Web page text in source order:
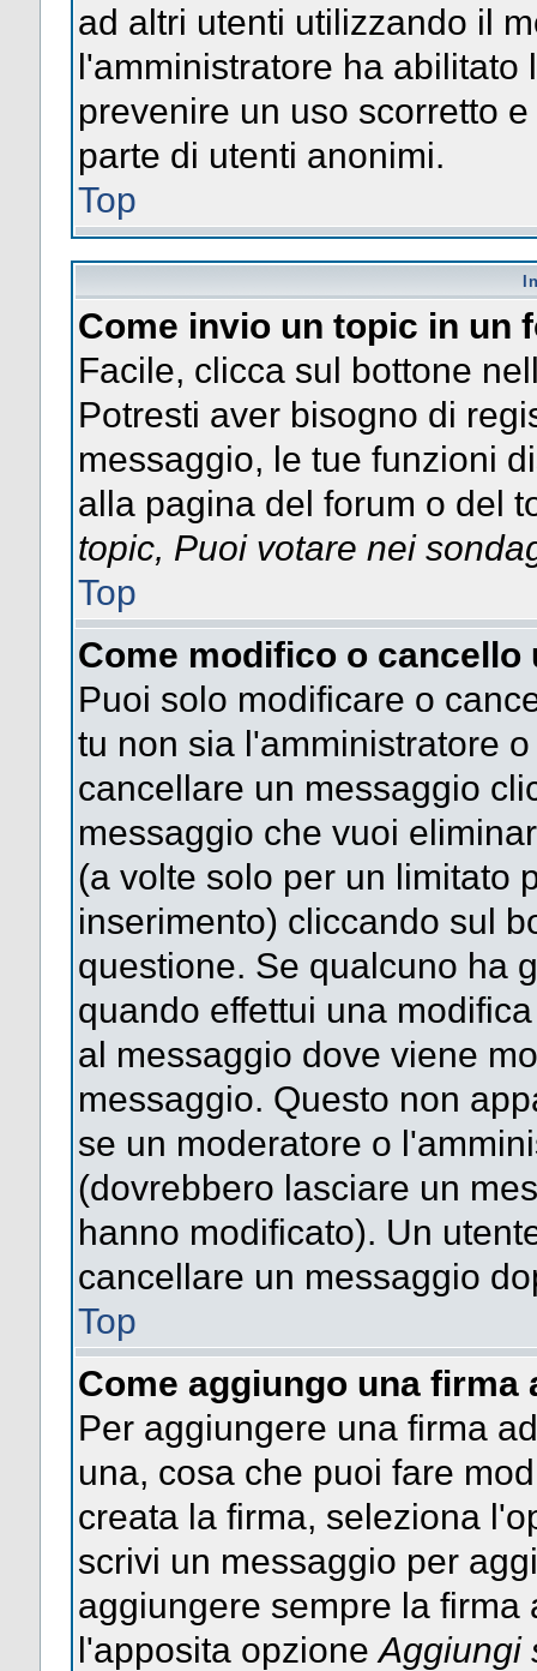
ad altri utenti utilizzando il
l'amministratore ha abilitato
prevenire un uso scorretto
parte di utenti anonimi.
Top
Come invio un topic in un
Facile, clicca sul bottone
Potresti aver bisogno di
messaggio, le tue funzioni
alla pagina del forum o del
topic, Puoi votare nei
Top
Come modifico o cancello
Puoi solo modificare o
tu non sia l'amministratore
cancellare un messaggio
messaggio che vuoi
(a volte solo per un limitato
inserimento) cliccando sul
questione. Se qualcuno ha
quando effettui una
al messaggio dove viene
messaggio. Questo non
se un moderatore o
(dovrebbero lasciare un
hanno modificato). Un
cancellare un messaggio
Top
Come aggiungo una firma
Per aggiungere una firma
una, cosa che puoi fare
creata la firma, seleziona
scrivi un messaggio per
aggiungere sempre la
l'apposita opzioneAggiungi